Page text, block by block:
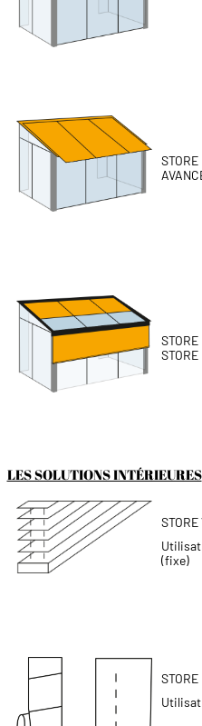
LES SOLUTIONS INTÉRIEURES
(fixe)